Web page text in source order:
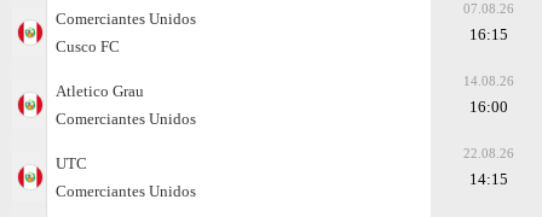
Comerciantes Unidos
Cusco FC
07.08.26
16:15
Atletico Grau
Comerciantes Unidos
14.08.26
16:00
UTC
Comerciantes Unidos
22.08.26
14:15